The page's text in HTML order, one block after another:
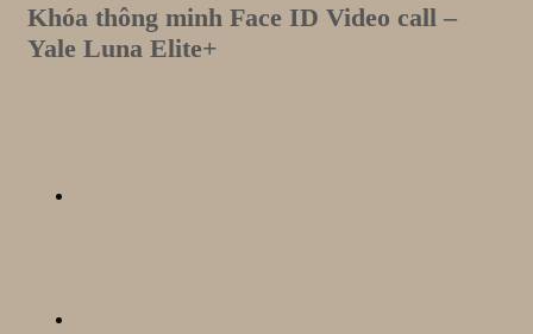
Khóa thông minh Face ID Video call –
Yale Luna Elite+